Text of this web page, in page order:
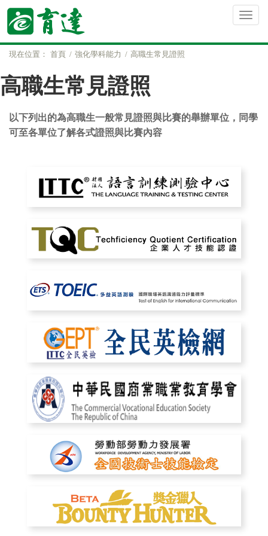
現在位置： 首頁 強化學科能力 高職生常見證照
高職生常見證照
以下列出的為高職生一般常見證照與比賽的舉辦單位，同學
可至各單位了解各式證照與比賽內容